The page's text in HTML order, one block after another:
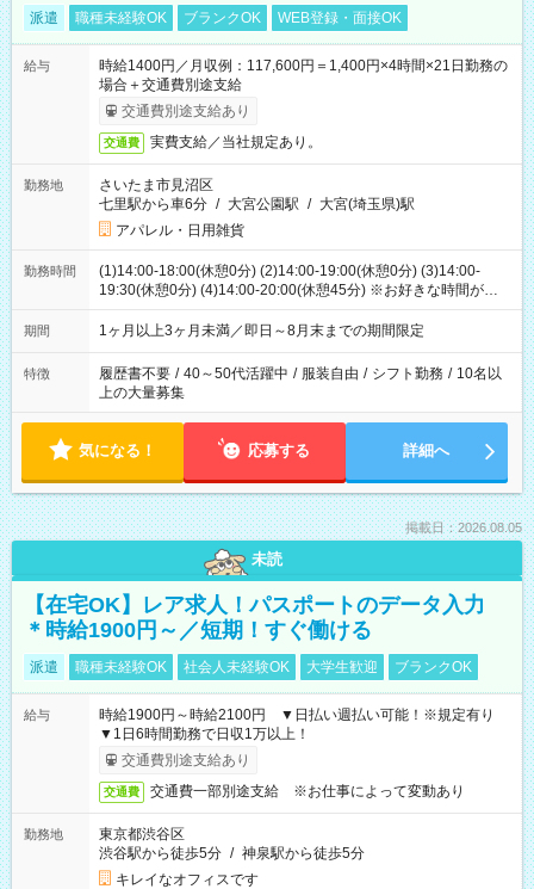
派遣 職種未経験OK ブランクOK WEB登録・面接OK
給与
時給1400円／月収例：117,600円＝1,400円×4時間×21日勤務の
場合＋交通費別途支給
交通費別途支給あり
交通費 実費支給／当社規定あり。
勤務地
さいたま市見沼区
七里駅から車6分 / 大宮公園駅 / 大宮(埼玉県)駅
アパレル・日用雑貨
勤務時間
(1)14:00-18:00(休憩0分) (2)14:00-19:00(休憩0分) (3)14:00-
19:30(休憩0分) (4)14:00-20:00(休憩45分) ※お好きな時間が選べ
ます
期間 1ヶ月以上3ヶ月未満／即日～8月末までの期間限定
特徴 履歴書不要 / 40～50代活躍中 / 服装自由 / シフト勤務 / 10名以
上の大量募集
気になる！ 応募する 詳細へ
掲載日：2026.08.05
未読
【在宅OK】レア求人！パスポートのデータ入力
＊時給1900円～／短期！すぐ働ける
派遣 職種未経験OK 社会人未経験OK 大学生歓迎 ブランクOK
給与
時給1900円～時給2100円 ▼日払い週払い可能！※規定有り
▼1日6時間勤務で日収1万以上！
交通費別途支給あり
交通費 交通費一部別途支給 ※お仕事によって変動あり
勤務地
東京都渋谷区
渋谷駅から徒歩5分 / 神泉駅から徒歩5分
キレイなオフィスです